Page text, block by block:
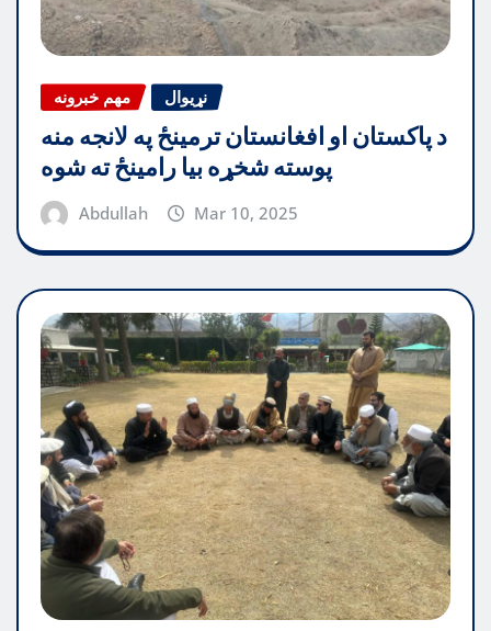
مهم خبرونه نړیوال
د پاکستان او افغانستان ترمینځ په لانجه منه
پوسته شخړه بیا رامینځ ته شوه
Abdullah Mar 10, 2025